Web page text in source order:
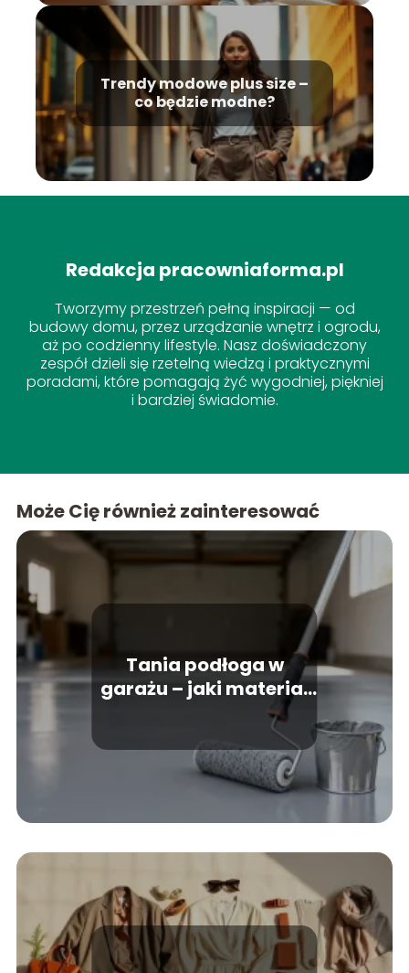
Trendy modowe plus size –
co będzie modne?
Redakcja pracowniaforma.pl
Tworzymy przestrzeń pełną inspiracji — od
budowy domu, przez urządzanie wnętrz i ogrodu,
aż po codzienny lifestyle. Nasz doświadczony
zespół dzieli się rzetelną wiedzą i praktycznymi
poradami, które pomagają żyć wygodniej, piękniej
i bardziej świadomie.
Może Cię również zainteresować
Tania podłoga w
garażu – jaki materiał